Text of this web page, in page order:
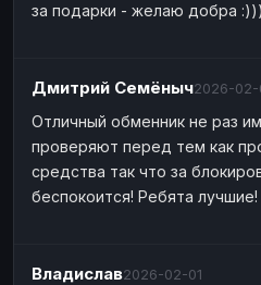
за подарки - желаю добра :)))
Дмитрий Семёныч2026-02-
Отличный обменник не раз
проверяют перед тем как
средства так что за
беспокоится! Ребята лучшие!
Владислав2026-02-01